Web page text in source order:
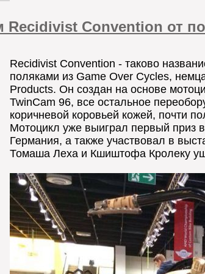
Recidivist Convention от
Recidivist Convention - таково
поляками из Game Over Cycles,
Products. Он создан на основе
TwinCam 96, все остальное
коричневой коровьей кожей, почти
Мотоцикл уже выиграл первый приз
Германия, а также участвовал в
Томаша Леха и Кшиштофа Кролеку